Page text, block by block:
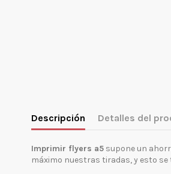
Descripción Detalles del
Imprimir flyers a5 supone un
máximo nuestras tiradas, y esto